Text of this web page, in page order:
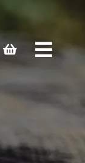
Open
main
menu